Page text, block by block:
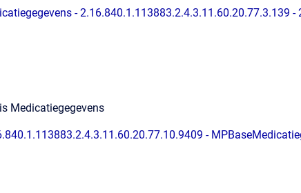
- 2.16.840.1.113883.2.4.3.11.60.20.77.3.139 -
Medicatiegegevens
-